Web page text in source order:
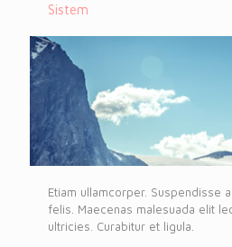
Sistem
Etiam ullamcorper. Suspendisse
felis. Maecenas malesuada elit
ultricies. Curabitur et ligula.